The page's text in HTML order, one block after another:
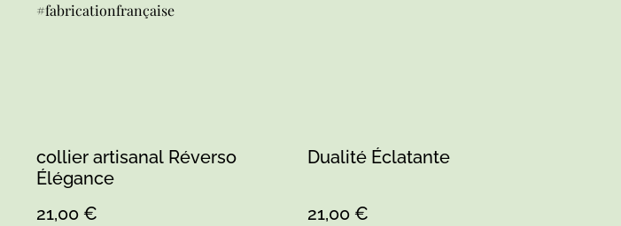
#fabricationfrançaise
collier artisanal Réverso
Élégance
21,00 €
Dualité Éclatante
21,00 €